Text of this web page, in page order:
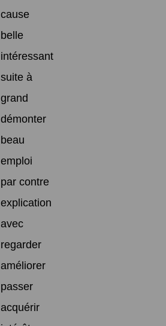
cause
belle
intéressant
suite à
grand
démonter
beau
emploi
par contre
explication
avec
regarder
améliorer
passer
acquérir